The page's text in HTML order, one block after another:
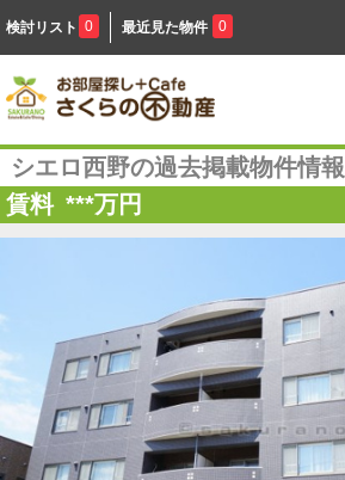
検討リスト 0 最近見た物件 0
シエロ西野の過去掲載物件情報
賃料 ***万円